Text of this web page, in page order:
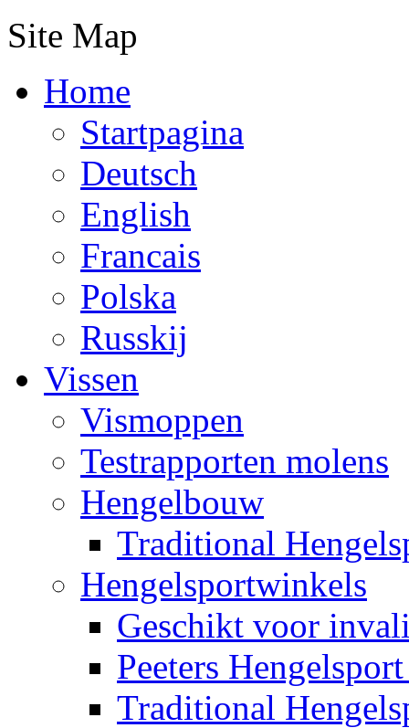
Site Map
Home
Startpagina
Deutsch
English
Francais
Polska
Russkij
Vissen
Vismoppen
Testrapporten molens
Hengelbouw
Traditional
Hengelsportwinkels
Geschikt voor
Peeters
Traditional